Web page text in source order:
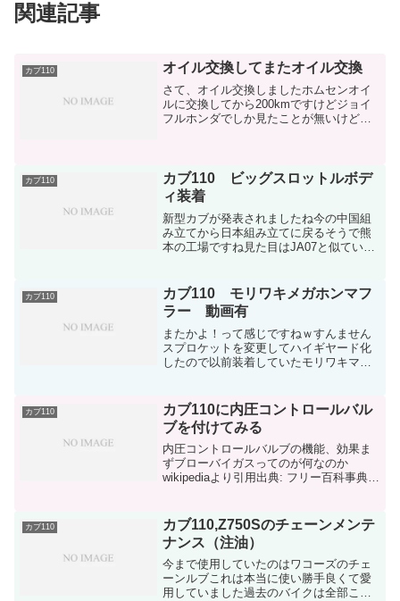
関連記事
カブ110 オイル交換してまたオイル交換
さて、オイル交換しましたホムセンオイ
ルに交換してから200kmですけどジョイ
フルホンダでしか見たことが無いけど、
スメしたいオイルSU...
カブ110
カブ110 ビッグスロットルボデ
ィ装着
新型カブが発表されましたね今の中国組
み立てから日本組み立てに戻るそうで熊
本の工場ですね見た目はJA07と似ていて
くなるそうですあとは125ccバージョンも
出るとかい...
カブ110
カブ110 モリワキメガホンマフ
ラー 動画有
またかよ！って感じですねｗすんません
スプロケットを変更してハイギヤード化
したので以前装着していたモリワキマフ
ンマフラーでも全く問題無いというか交
換する必要は無かったの...
カブ110
カブ110に内圧コントロールバル
ブを付けてみる
内圧コントロールバルブの機能、効果ま
ずブローバイガスってのが何なのか
wikipediaより引用出典: フリー百科事典
ス(英:blowby gas)は、内燃機関...
カブ110
カブ110,Z750Sのチェーンメンテ
ナンス（注油）
今まで使用していたのはワコーズのチェ
ーンルブこれは本当に使い勝手良くて愛
用していました過去のバイクは全部これ